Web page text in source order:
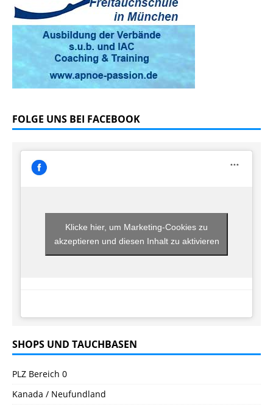
FOLGE UNS BEI FACEBOOK
Klicke hier, um Marketing-Cookies zu
akzeptieren und diesen Inhalt zu aktivieren
SHOPS UND TAUCHBASEN
PLZ Bereich 0
Kanada / Neufundland